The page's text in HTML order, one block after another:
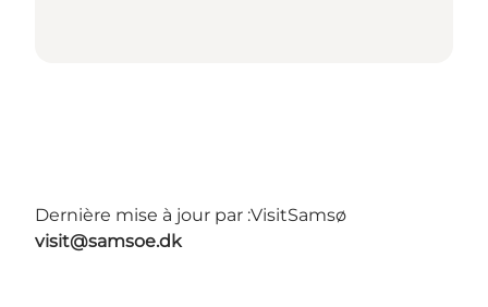
Dernière mise à jour par :VisitSamsø
visit@samsoe.dk